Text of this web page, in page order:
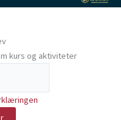
kurs og aktiviteter